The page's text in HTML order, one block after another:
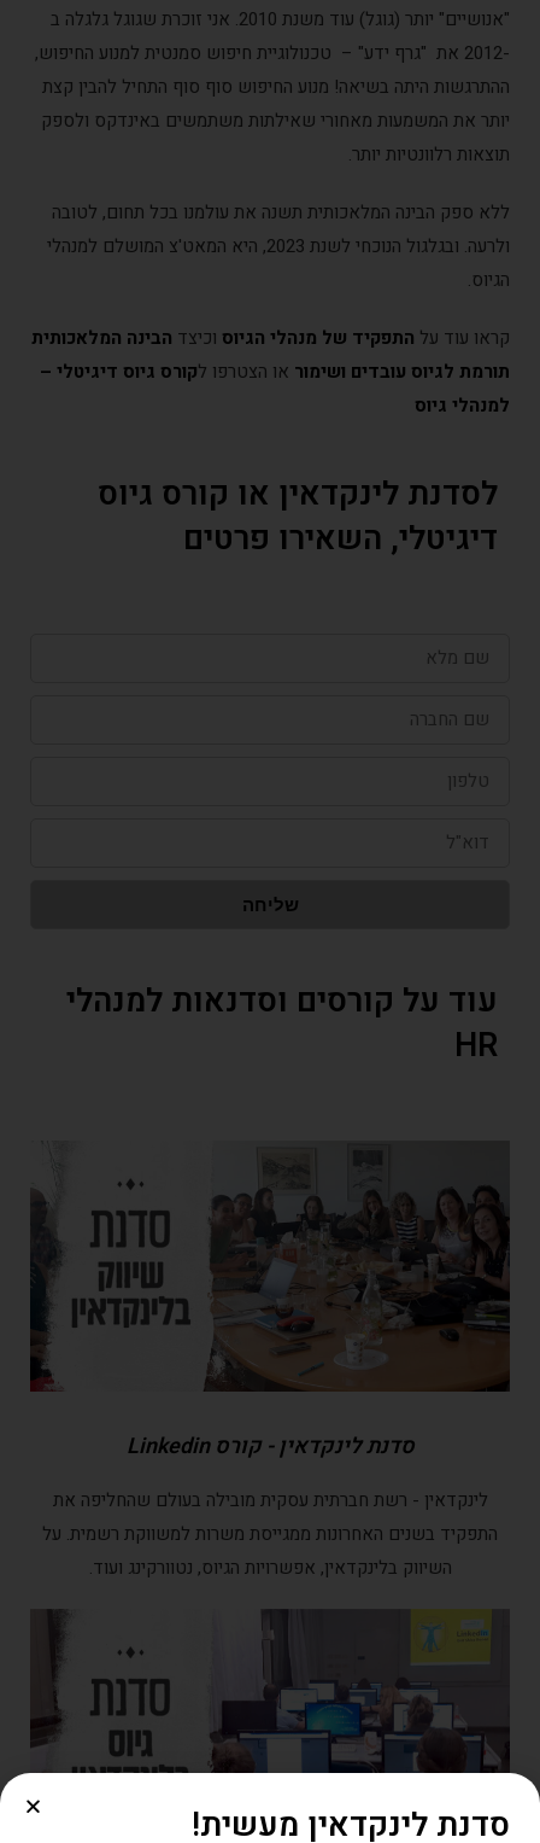
"אנושיים" יותר (גוגל) עוד משנת 2010. אני זוכרת שגוגל גלגלה ב
-2012 את "גרף ידע" – טכנולוגיית חיפוש סמנטית למנוע החיפוש,
ההתרגשות היתה בשיאה! מנוע החיפוש סוף סוף התחיל להבין קצת
יותר את המשמעות מאחורי שאילתות משתמשים באינדקס ולספק
תוצאות רלוונטיות יותר.
ללא ספק הבינה המלאכותית תשנה את עולמנו בכל תחום, לטובה
ולרעה. ובגלגול הנוכחי לשנת 2023, היא המאט'צ המושלם למנהלי
הגיוס.
קראו עוד על התפקיד של מנהלי הגיוס וכיצד הבינה המלאכותית
תורמת לגיוס עובדים ושימור או הצטרפו לקורס גיוס דיגיטלי –
למנהלי גיוס
לסדנת לינקדאין או קורס גיוס
דיגיטלי, השאירו פרטים
מלא
החברה
שליחה
עוד על קורסים וסדנאות למנהלי
HR
סדנת לינקדאין - קורס Linkedin
לינקדאין - רשת חברתית עסקית מובילה בעולם שהחליפה את
התפקיד בשנים האחרונות ממגייסת משרות למשווקת רשמית. על
השיווק בלינקדאין, אפשרויות הגיוס, נטוורקינג ועוד.
סדנת לינקדאין מעשית!